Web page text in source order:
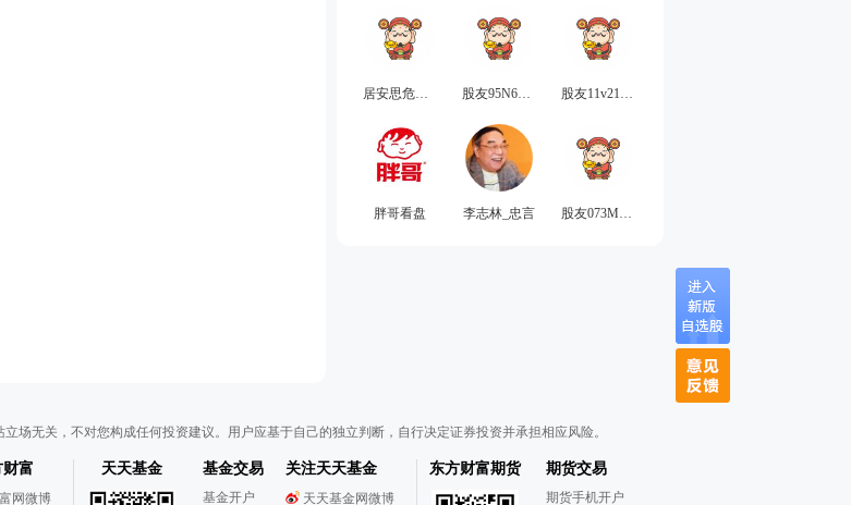
居安思危工作室 股友95N60g9623 股友11v2165U50
胖哥看盘 李志林_忠言 股友073M627n91
场无关，不对您构成任何投资建议。用户应基于自己的独立判断，自行决定证券投资并承担相应风险。
富
网微博
天天基金 基金交易
基金开户
关注天天基金
天天基金网微博
东方财富期货 期货交易
期货手机开户